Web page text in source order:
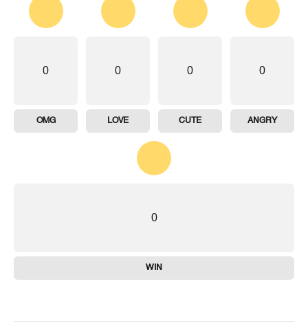
0
ANGRY
0
CUTE
0
LOVE
0
OMG
0
WIN